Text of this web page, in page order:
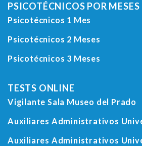
PSICOTÉCNICOS POR MESES
Psicotécnicos 1 Mes
Psicotécnicos 2 Meses
Psicotécnicos 3 Meses
TESTS ONLINE
Vigilante Sala Museo del Prado
Auxiliares Administrativos
Auxiliares Administrativos